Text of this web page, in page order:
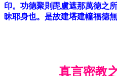
印。功德聚則毘盧遮那萬德之
昧耶身也。是故建塔建幢福德無
真言密教